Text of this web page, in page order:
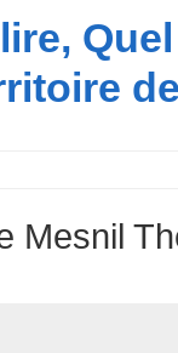
Mesnil